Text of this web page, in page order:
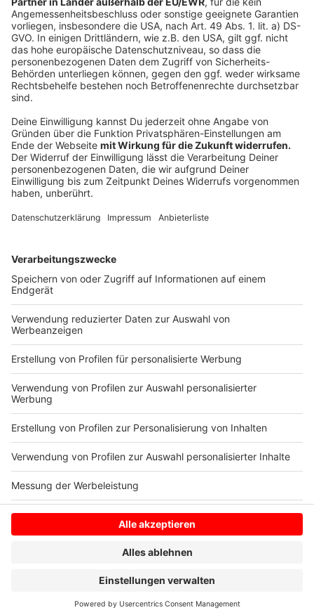
Technik/Berufskolleg Lise Meitner, Lönsweg 24,
mit Impfangebot speziell für die Schülerinnen und
Schüler sowie Beschäftigte der Berufskollegs –
im Einsatz ist dort ein mobiles Impfteam
Freitag, 17. September 2021, 14 – 17 Uhr, Reken,
Marktplatz Neue Mitte Groß Reken, DRK-Impfbus
Grundsätzlich gilt: Geimpft werden können im „DRK-
Impfbus“ Personen ab 12 Jahren. Eine vorherige
Terminbuchung ist nicht erforderlich. Auch
erforderliche Zweitimpfungen sind dort möglich.
Mitzubringen sind ein Ausweisdokument und, falls
Wichtig bei der Impfung von unter 16-Jährigen: Es ist
die Unterschrift aller Sorgeberechtigten erforderlich.
Die Impfunterlagen (inkl. der Einverständniserklärung)
können vorab unter
borken.de/impfunterlagenheruntergeladen und
ausgefüllt werden. Als Impfstoff stehen jeweils
BioNTec und Johnson & Johnson zur Verfügung.